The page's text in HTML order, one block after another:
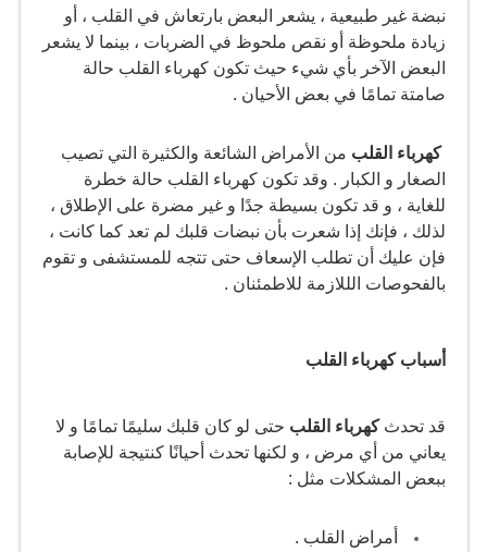
نبضة غير طبيعية ، يشعر البعض بارتعاش في القلب ، أو
زيادة ملحوظة أو نقص ملحوظ في الضربات ، بينما لا يشعر
البعض الآخر بأي شيء حيث تكون كهرباء القلب حالة
صامتة تمامًا في بعض الأحيان .
كهرباء القلب من الأمراض الشائعة والكثيرة التي تصيب
الصغار و الكبار . وقد تكون كهرباء القلب حالة خطرة
للغاية ، و قد تكون بسيطة جدًا و غير مضرة على الإطلاق ،
لذلك ، فإنك إذا شعرت بأن نبضات قلبك لم تعد كما كانت ،
فإن عليك أن تطلب الإسعاف حتى تتجه للمستشفى و تقوم
بالفحوصات الللازمة للاطمئنان .
أسباب كهرباء القلب
قد تحدثكهرباء القلب حتى لو كان قلبك سليمًا تمامًا و لا
يعاني من أي مرض ، و لكنها تحدث أحيانًا كنتيجة للإصابة
ببعض المشكلات مثل :
أمراض القلب .